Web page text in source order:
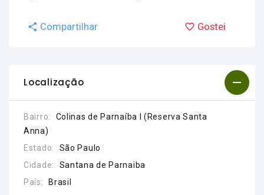
Compartilhar Gostei
Localização
Bairro:
Colinas de Parnaíba I (Reserva Santa
Anna)
Estado:
São Paulo
Cidade:
Santana de Parnaiba
País:
Brasil